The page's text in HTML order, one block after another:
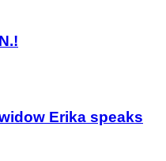
Erika speaks